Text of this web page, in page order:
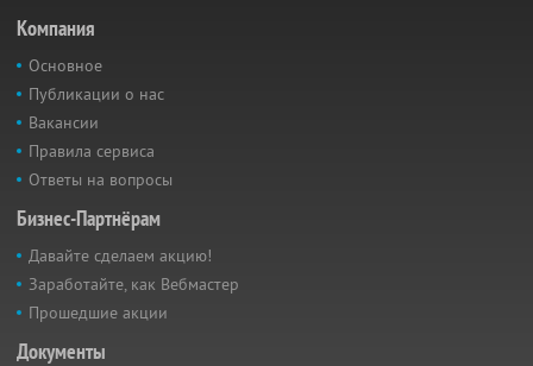
Компания
Основное
Публикации о нас
Вакансии
Правила сервиса
Ответы на вопросы
Бизнес-Партнёрам
Давайте сделаем акцию!
Заработайте, как Вебмастер
Прошедшие акции
Документы